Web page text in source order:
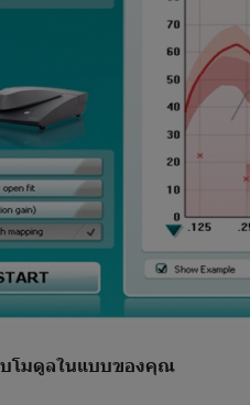
โมดูลในแบบของคุณ